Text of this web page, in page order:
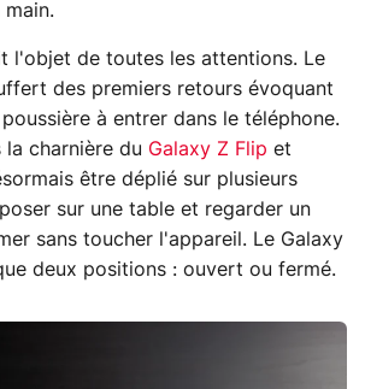
main.
l'objet de toutes les attentions. Le
des premiers retours évoquant
à entrer dans le téléphone.
la charnière du Galaxy Z Flip et
être déplié sur plusieurs
sur une table et regarder un
sans toucher l'appareil. Le Galaxy
deux positions : ouvert ou fermé.